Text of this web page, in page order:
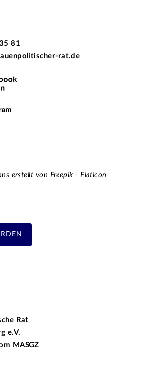
81
rat.de
erstellt von Freepik - Flaticon
Rat
e.V.
MASGZ